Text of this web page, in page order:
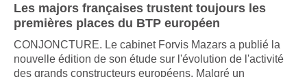
Les majors françaises trustent toujours les
premières places du BTP européen
CONJONCTURE. Le cabinet Forvis Mazars a publié la
nouvelle édition de son étude sur l'évolution de l'activité
des grands constructeurs européens. Malgré un